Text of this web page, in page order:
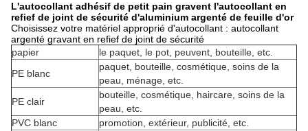
L'autocollant adhésif de petit pain gravent l'autocollant en
refief de joint de sécurité d'aluminium argenté de feuille d'or
Choisissez votre matériel approprié d'autocollant : autocollant
argenté gravant en refief de joint de sécurité
papier
le paquet, le pot, peuvent, bouteille, etc.
PE blanc
paquet, bouteille, cosmétique, soins de la
peau, ménage, etc.
PE clair
bouteille, cosmétique, haircare, soins de la
peau, etc.
PVC blanc
promotion, extérieur, publicité, etc.